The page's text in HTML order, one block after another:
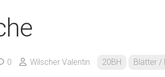
0 Wilscher Valentin 20BH Blätter /